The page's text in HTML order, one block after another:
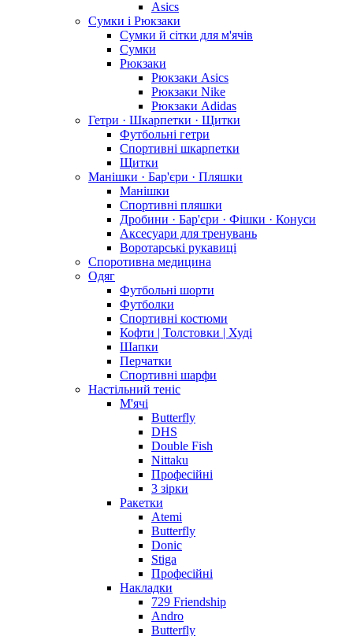
Asics
Сумки і Рюкзаки
Сумки й сітки для м'ячів
Сумки
Рюкзаки
Рюкзаки Asics
Рюкзаки Nike
Рюкзаки Adidas
Гетри · Шкарпетки · Щитки
Футбольні гетри
Спортивні шкарпетки
Щитки
Манішки · Бар'єри · Пляшки
Манішки
Спортивні пляшки
Дробини · Бар'єри · Фішки · Конуси
Аксесуари для тренувань
Воротарські рукавиці
Споротивна медицина
Одяг
Футбольні шорти
Футболки
Спортивні костюми
Кофти | Толстовки | Худі
Шапки
Перчатки
Спортивні шарфи
Настільний теніс
М'ячі
Butterfly
DHS
Double Fish
Nittaku
Професійні
3 зірки
Ракетки
Atemi
Butterfly
Donic
Stiga
Професійні
Накладки
729 Friendship
Andro
Butterfly